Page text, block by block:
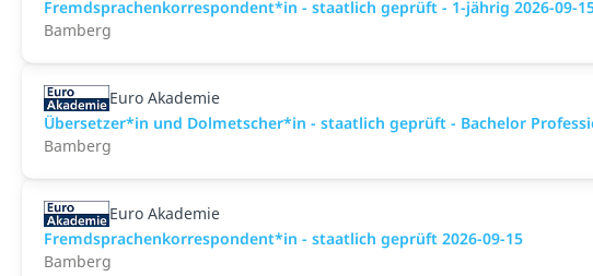
Fremdsprachenkorrespondent*in - staatlich geprüft - 1-jährig 2026-09-
Bamberg
Euro Akademie
Übersetzer*in und Dolmetscher*in - staatlich geprüft - Bachelor
Bamberg
Euro Akademie
Fremdsprachenkorrespondent*in - staatlich geprüft 2026-09-15
Bamberg